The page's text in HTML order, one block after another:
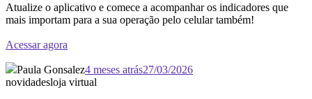
Atualize o aplicativo e comece a acompanhar os indicadores que
mais importam para a sua operação pelo celular também!
Acessar agora
Paula Gonsalez4 meses atrás27/03/2026
novidadesloja virtual